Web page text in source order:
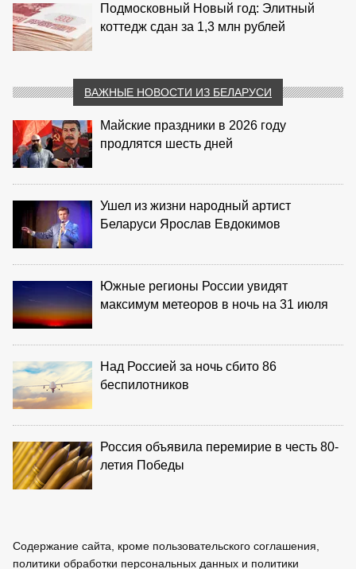
Подмосковный Новый год: Элитный
коттедж сдан за 1,3 млн рублей
ВАЖНЫЕ НОВОСТИ ИЗ БЕЛАРУСИ
Майские праздники в 2026 году
продлятся шесть дней
Ушел из жизни народный артист
Беларуси Ярослав Евдокимов
Южные регионы России увидят
максимум метеоров в ночь на 31 июля
Над Россией за ночь сбито 86
беспилотников
Россия объявила перемирие в честь 80-
летия Победы
Содержание сайта, кроме пользовательского соглашения,
политики обработки персональных данных и политики